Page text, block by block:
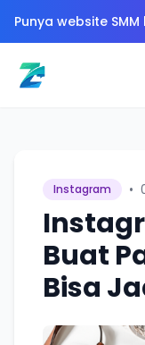
Punya website
Instagram •
Buat
Bisa